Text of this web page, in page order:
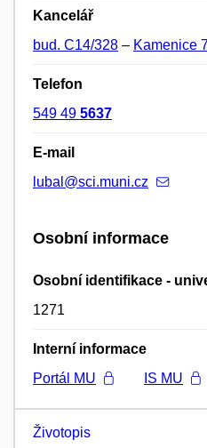
Kancelář
bud. C14/328 – Kamenice
Telefon
549 49 5637
E-mail
lubal@sci.muni.cz
Osobní informace
Osobní identifikace -
1271
Interní informace
Portál MU
IS MU
Životopis